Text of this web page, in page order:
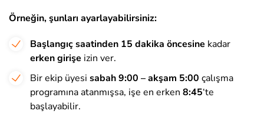
Örneğin, şunları ayarlayabilirsiniz:
Başlangıç saatinden 15 dakika öncesine kadar
erken girişe izin ver.
Bir ekip üyesi sabah 9:00 – akşam 5:00 çalışma
programına atanmışsa, işe en erken 8:45‘te
başlayabilir.